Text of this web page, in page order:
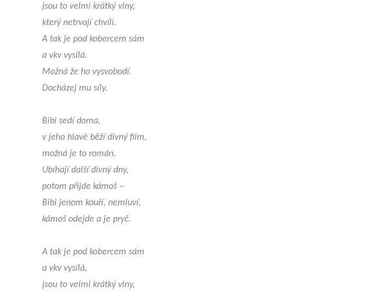
jsou to velmi krátký vlny,
který netrvají chvíli.
A tak je pod kobercem sám
a vkv vysílá.
Možná že ho vysvobodí.
Docházej mu síly.
Bibi sedí doma,
v jeho hlavě běží divný film,
možná je to román.
Ubíhají další divný dny,
potom přijde kámoš –
Bibi jenom kouří, nemluví,
kámoš odejde a je pryč.
A tak je pod kobercem sám
a vkv vysílá,
jsou to velmi krátký vlny,